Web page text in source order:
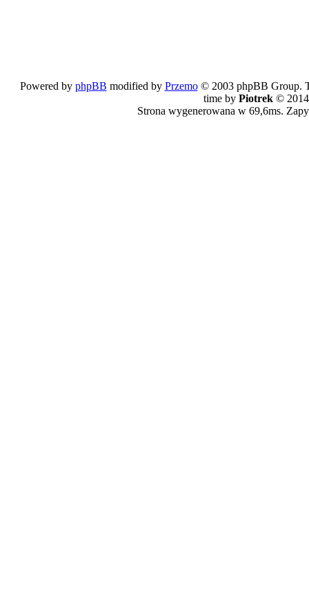
Powered by phpBB modified by Przemo© 2003 phpBB Group.
time by Piotrek © 2014
Strona wygenerowana w 69,6ms.